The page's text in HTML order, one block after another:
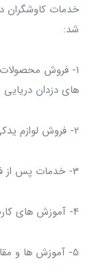
خدمات کاوشگران
شد:
1- فروش
های دزدان دریایی
2- فروش لوازم یدکی محصولات
3- خدمات پس از فروش
4- آموزش های کاربری و فنی محصولات
5- آموزش ها و مقالات فوق برنامه